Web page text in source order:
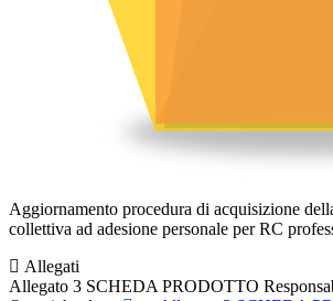
Aggiornamento procedura di acquisizione
collettiva ad adesione personale per RC
Allegati
Allegato 3 SCHEDA PRODOTTO